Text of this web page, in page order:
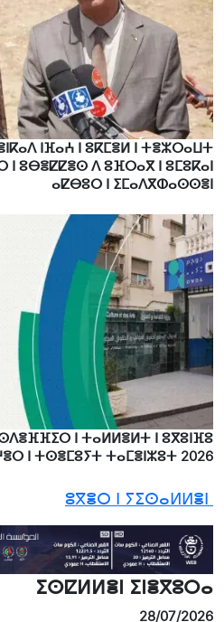
ⵏⴼⴰⵄ ⵏ ⵓⴽⵎⴻⵍ ⵏ ⵜⴻⵣⵔⴰⵡⵜ
ⵏ ⵓⴱⴻⵇⵇⴻⵙ ⴷ ⵓⴼⵔⴰⴳ ⵏ ⵓⵎⵓⴽⴰⵏ
ⴰⵇⴱⵓⵔ ⵏ ⵉⵎⴰⴷⴳⵀⴰⵙⵙⴻⵏ
ⵏ ⵜⴰⵍⵍⴻⵍⵜ ⵏ ⵓⴳⵓⵏⴼⵓ
ⵏ ⵜⵙⴻⵎⵓⵢⵜ ⵜⴰⵎⴻⵏⵣⵓⵜ 2026
ⵉⵙⵇⵍⵍⴻⵏ ⵉⵏⴻⴳⵓⵔⴰ
28/07/2026